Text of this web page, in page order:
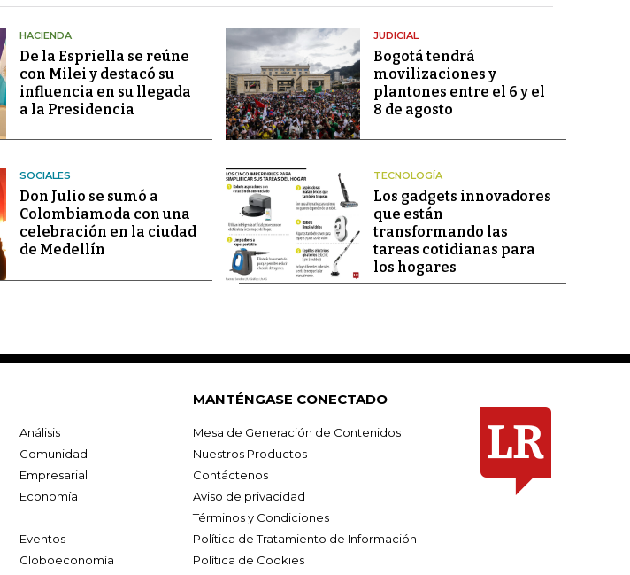
HACIENDA
De la Espriella se reúne
con Milei y destacó su
influencia en su llegada
a la Presidencia
JUDICIAL
Bogotá tendrá
movilizaciones y
plantones entre el 6 y el
8 de agosto
SOCIALES
Don Julio se sumó a
Colombiamoda con una
celebración en la ciudad
de Medellín
TECNOLOGÍA
Los gadgets innovadores
que están
transformando las
tareas cotidianas para
los hogares
Análisis
Comunidad
Empresarial
Economía
Eventos
Globoeconomía
MANTÉNGASE CONECTADO
Mesa de Generación de Contenidos
Nuestros Productos
Contáctenos
Aviso de privacidad
Términos y Condiciones
Política de Tratamiento de Información
Política de Cookies